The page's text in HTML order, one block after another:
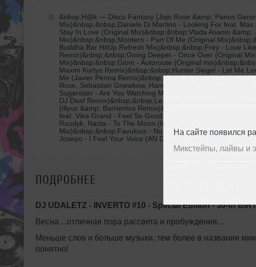
На сайте появился
Микстейпы, лайвы и
01 &nbsp;H@k — Disco Fantasy (Jojo Rose &amp; Panos
Mix)&nbsp;&nbsp;Daniele Di Martino - Looking For feat.
Stay In Love (Original Mix)&nbsp;&nbsp;Vlada Asanin
Mix)&nbsp;&nbsp;Montero - Part Of Me (Original
Buddha Bar HitUp Refresh Mix)&nbsp;&nbsp;Frey - Love
Remix)&nbsp;&nbsp;Going Deeper - Once Over (Original
Mix)&nbsp;&nbsp;Giom - Autoroute (Original
Maxim Kurtys Remix)&nbsp;&nbsp;Hunter Siegel - Let Me
Me (Javier Penna Remix)&nbsp;&nbsp;Ivan Spell, Misha
Rose, Sebastian Gnewkow, Hannah Ray - Centrefold (Dave
Sugarstarr - Are You Watching Me (Denny Joker &amp;
DJ Deaf Remix)&nbsp;&nbsp;Leandro Da Silva - Sing It
(Illyus &amp; Barrientos Remix)&nbsp;&nbsp;Tumada -
feat. Vika Grand - Feel So Good (Original
Roudyk, Nasta - To The Moon (Ivan Spell &amp; Daniel
Mix)&nbsp;&nbsp;Favulous - No Diggity&nbsp;&nbsp;Luca
Josepo - I Feel Your Voice (AN.DU Deep Mix)
ПОДРОБНЕЕ
DJ UDALETZ - INVERTO #10 - Special Edition - 30-th
Весна…отличная пора рассвета и пробуждения…
Меньше слов и больше музыки, тем более в названии
понятно!